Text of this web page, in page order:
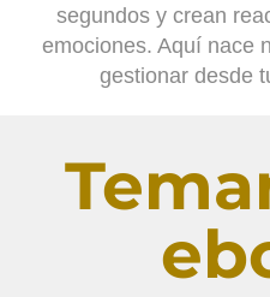
segundos y crean
emociones. Aquí nace
gestionar desde